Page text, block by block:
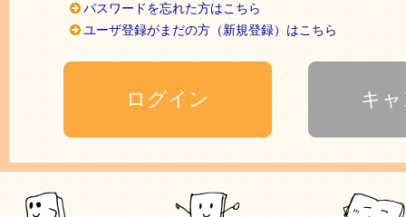
パスワードを忘れた方はこちら
ユーザ登録がまだの方（新規登録）はこちら